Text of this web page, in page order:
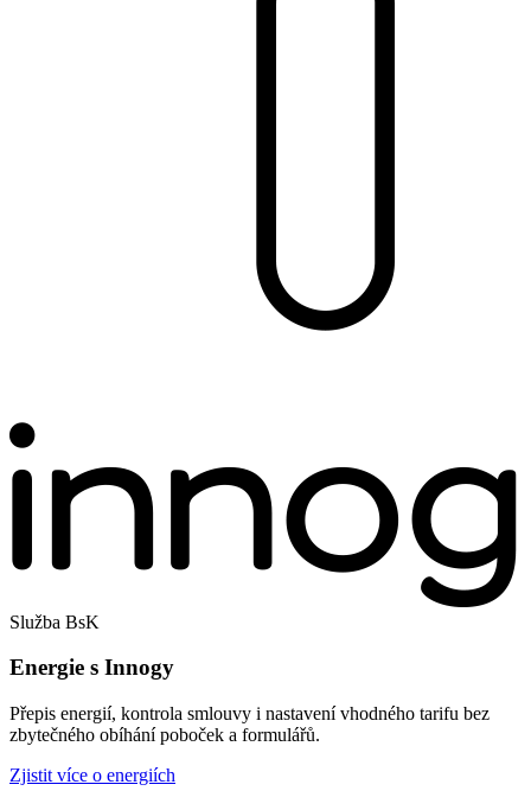
Služba BsK
Energie s Innogy
Přepis energií, kontrola smlouvy i nastavení vhodného tarifu bez
zbytečného obíhání poboček a formulářů.
Zjistit více o energiích